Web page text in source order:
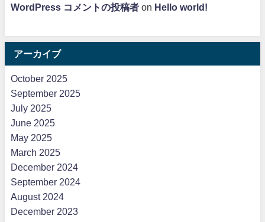
WordPress コメントの投稿者 on Hello world!
アーカイブ
October 2025
September 2025
July 2025
June 2025
May 2025
March 2025
December 2024
September 2024
August 2024
December 2023